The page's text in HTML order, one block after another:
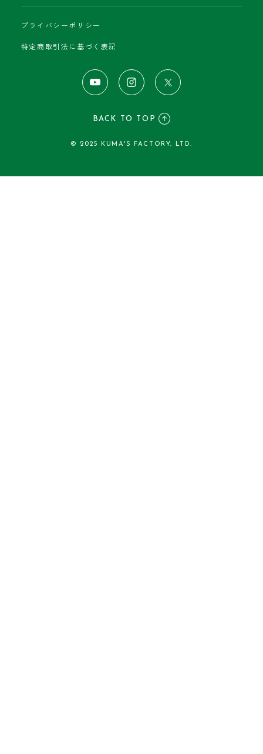
プライバシーポリシー
特定商取引法に基づく表記
BACK TO TOP
© 2025 KUMA'S FACTORY, LTD.